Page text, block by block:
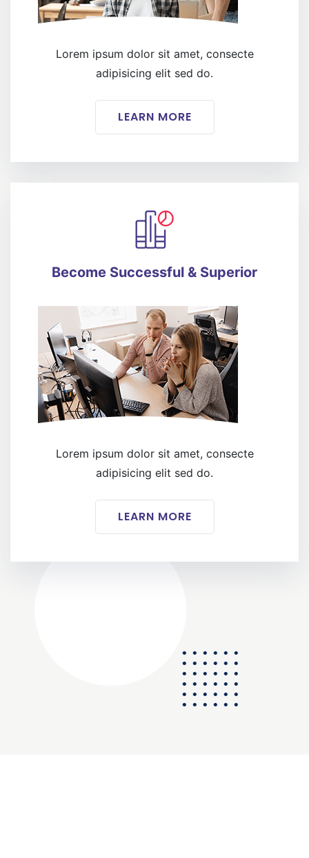
Lorem ipsum dolor sit amet, consecte
adipisicing elit sed do.
LEARN MORE
Become Successful & Superior
Lorem ipsum dolor sit amet, consecte
adipisicing elit sed do.
LEARN MORE